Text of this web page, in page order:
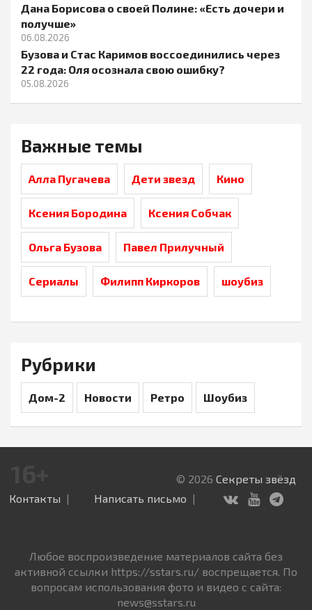
Дана Борисова о своей Полине: «Есть дочери и
получше»
06.08.2026
Бузова и Стас Каримов воссоединились через
22 года: Оля осознала свою ошибку?
05.08.2026
Важные темы
Алла Пугачева Дети звезд Кино
Ксения Бородина Ксения Собчак
Ольга Бузова Павел Прилучный
Сериалы Филипп Киркоров шоубиз
Рубрики
Дом-2 Новости Ретро Шоубиз
© 2026 Секреты звёзд
Контакты
Написать письмо
Любое воспроизведение материалов сайта без
активной ссылки https://sstars.ru/ воспрещается. По
вопросам использования фото и видео с сайта:
news@sstars.ru